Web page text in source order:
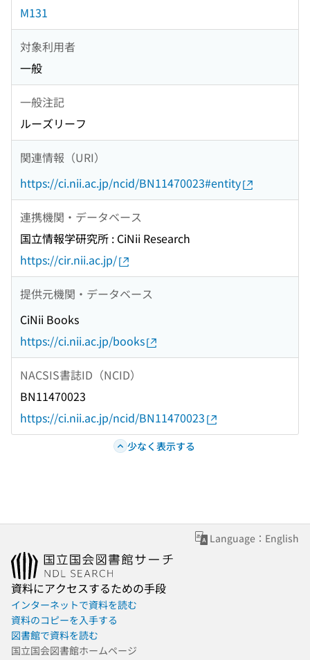
M131
対象利用者
一般
一般注記
ルーズリーフ
関連情報（URI）
https://ci.nii.ac.jp/ncid/BN11470023#entity
連携機関・データベース
国立情報学研究所 : CiNii Research
https://cir.nii.ac.jp/
提供元機関・データベース
CiNii Books
https://ci.nii.ac.jp/books
NACSIS書誌ID（NCID）
BN11470023
https://ci.nii.ac.jp/ncid/BN11470023
少なく表示する
Language：English
資料にアクセスするための手段
インターネットで資料を読む
資料のコピーを入手する
図書館で資料を読む
国立国会図書館ホームページ